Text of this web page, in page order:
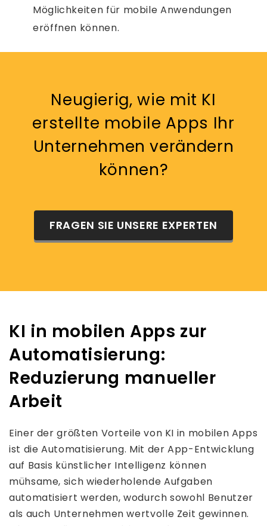
Möglichkeiten für mobile Anwendungen
eröffnen können.
Neugierig, wie mit KI
erstellte mobile Apps Ihr
Unternehmen verändern
können?
FRAGEN SIE UNSERE EXPERTEN
KI in mobilen Apps zur
Automatisierung:
Reduzierung manueller
Arbeit
Einer der größten Vorteile von KI in mobilen Apps
ist die Automatisierung. Mit der App-Entwicklung
auf Basis künstlicher Intelligenz können
mühsame, sich wiederholende Aufgaben
automatisiert werden, wodurch sowohl Benutzer
als auch Unternehmen wertvolle Zeit gewinnen.